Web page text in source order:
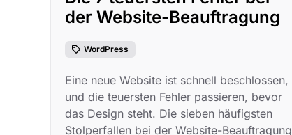
der Website-Beauftragung
WordPress
Eine neue Website ist schnell beschlossen,
und die teuersten Fehler passieren, bevor
das Design steht. Die sieben häufigsten
Stolperfallen bei der Website-Beauftragung